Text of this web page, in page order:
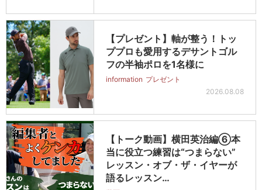
【プレゼント】軸が整う！トッ
ププロも愛用するデサントゴル
フの半袖ポロを1名様に
information プレゼント
2026.08.08
【トーク動画】横田英治編⑥本
当に役立つ練習は“つまらない”
レッスン・オブ・ザ・イヤーが
語るレッスン…